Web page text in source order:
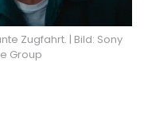
Zugfahrt. | Bild: Sony
Group